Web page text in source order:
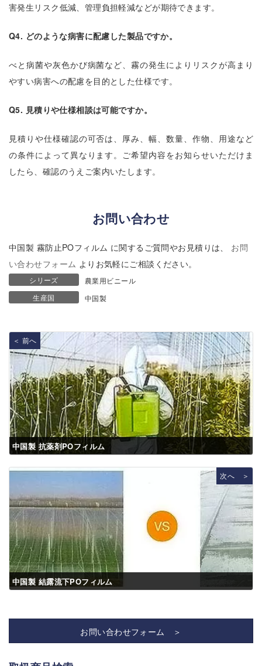
害発生リスク低減、管理負担軽減などが期待できます。
Q4. どのような病害に配慮した製品ですか。
べと病菌や灰色かび病菌など、霧の発生によりリスクが高まり
やすい病害への配慮を目的とした仕様です。
Q5. 見積りや仕様相談は可能ですか。
見積りや仕様確認の可否は、厚み、幅、数量、作物、用途など
の条件によって異なります。ご希望内容をお知らせいただけま
したら、確認のうえご案内いたします。
お問い合わせ
中国製 霧防止POフィルム に関するご質問やお見積りは、 お問
い合わせフォーム よりお気軽にご相談ください。
シリーズ
農業用ビニール
生産国
中国製
＜ 前へ
中国製 抗薬剤POフィルム
次へ ＞
中国製 結露流下POフィルム
お問い合わせフォーム ＞